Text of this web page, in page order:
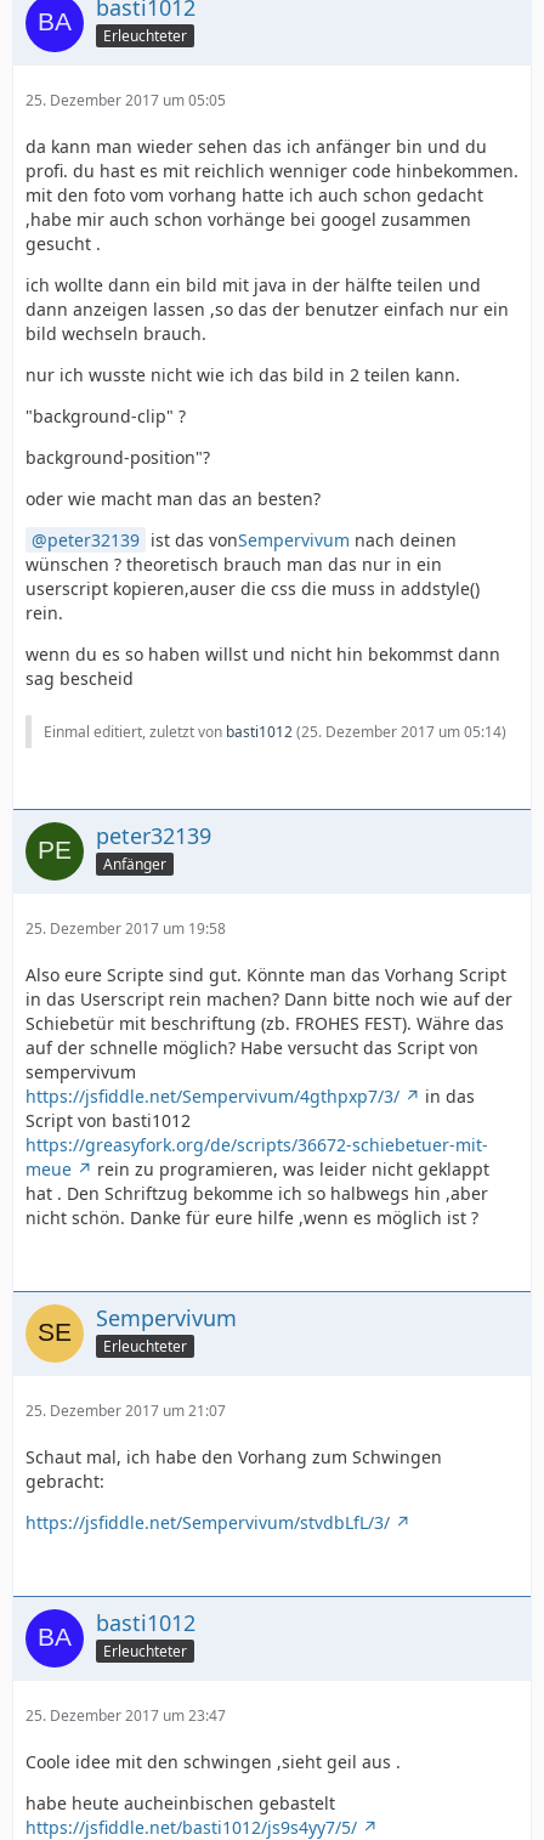
basti1012
Erleuchteter
25. Dezember 2017 um 05:05
da kann man wieder sehen das ich anfänger bin und du
profi. du hast es mit reichlich wenniger code hinbekommen.
mit den foto vom vorhang hatte ich auch schon gedacht
,habe mir auch schon vorhänge bei googel zusammen
gesucht .
ich wollte dann ein bild mit java in der hälfte teilen und
dann anzeigen lassen ,so das der benutzer einfach nur ein
bild wechseln brauch.
nur ich wusste nicht wie ich das bild in 2 teilen kann.
"background-clip" ?
background-position"?
oder wie macht man das an besten?
peter32139 ist das vonSempervivum nach deinen
wünschen ? theoretisch brauch man das nur in ein
userscript kopieren,auser die css die muss in addstyle()
rein.
wenn du es so haben willst und nicht hin bekommst dann
sag bescheid
Einmal editiert, zuletzt von basti1012(25. Dezember 2017 um 05:14)
peter32139
Anfänger
25. Dezember 2017 um 19:58
Also eure Scripte sind gut. Könnte man das Vorhang Script
in das Userscript rein machen? Dann bitte noch wie auf der
Schiebetür mit beschriftung (zb. FROHES FEST). Währe das
auf der schnelle möglich? Habe versucht das Script von
sempervivum
https://jsfiddle.net/Sempervivum/4gthpxp7/3/
in das
Script von basti1012
https://greasyfork.org/de/scripts/36672-schiebetuer-mit-
meue
rein zu programieren, was leider nicht geklappt
hat . Den Schriftzug bekomme ich so halbwegs hin ,aber
nicht schön. Danke für eure hilfe ,wenn es möglich ist ?
Sempervivum
Erleuchteter
25. Dezember 2017 um 21:07
Schaut mal, ich habe den Vorhang zum Schwingen
gebracht:
https://jsfiddle.net/Sempervivum/stvdbLfL/3/
basti1012
Erleuchteter
25. Dezember 2017 um 23:47
Coole idee mit den schwingen ,sieht geil aus .
habe heute aucheinbischen gebastelt
https://jsfiddle.net/basti1012/js9s4yy7/5/